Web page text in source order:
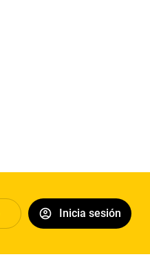
Inicia sesión